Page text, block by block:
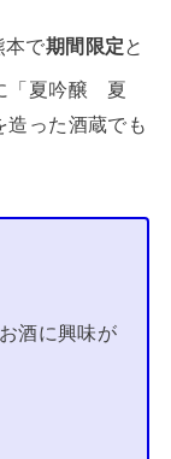
本で期間限定と
「夏吟醸 夏
造った酒蔵でも
酒に興味が